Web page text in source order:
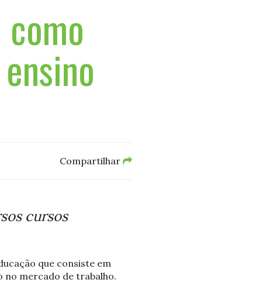
como
Compartilhar
cursos
que consiste em
no mercado de trabalho.